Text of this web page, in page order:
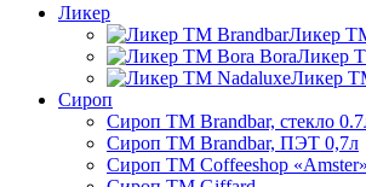
Ликер
Ликер
Ликер
Ликер
Сироп
Сироп TM Brandbar, стекло
Сироп TM Brandbar, ПЭТ 0,7л
Сироп TM Coffeeshop «Amster»